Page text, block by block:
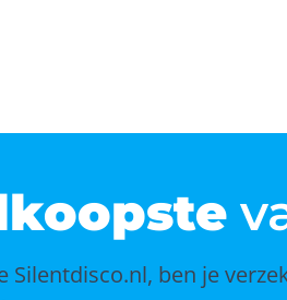
ben je